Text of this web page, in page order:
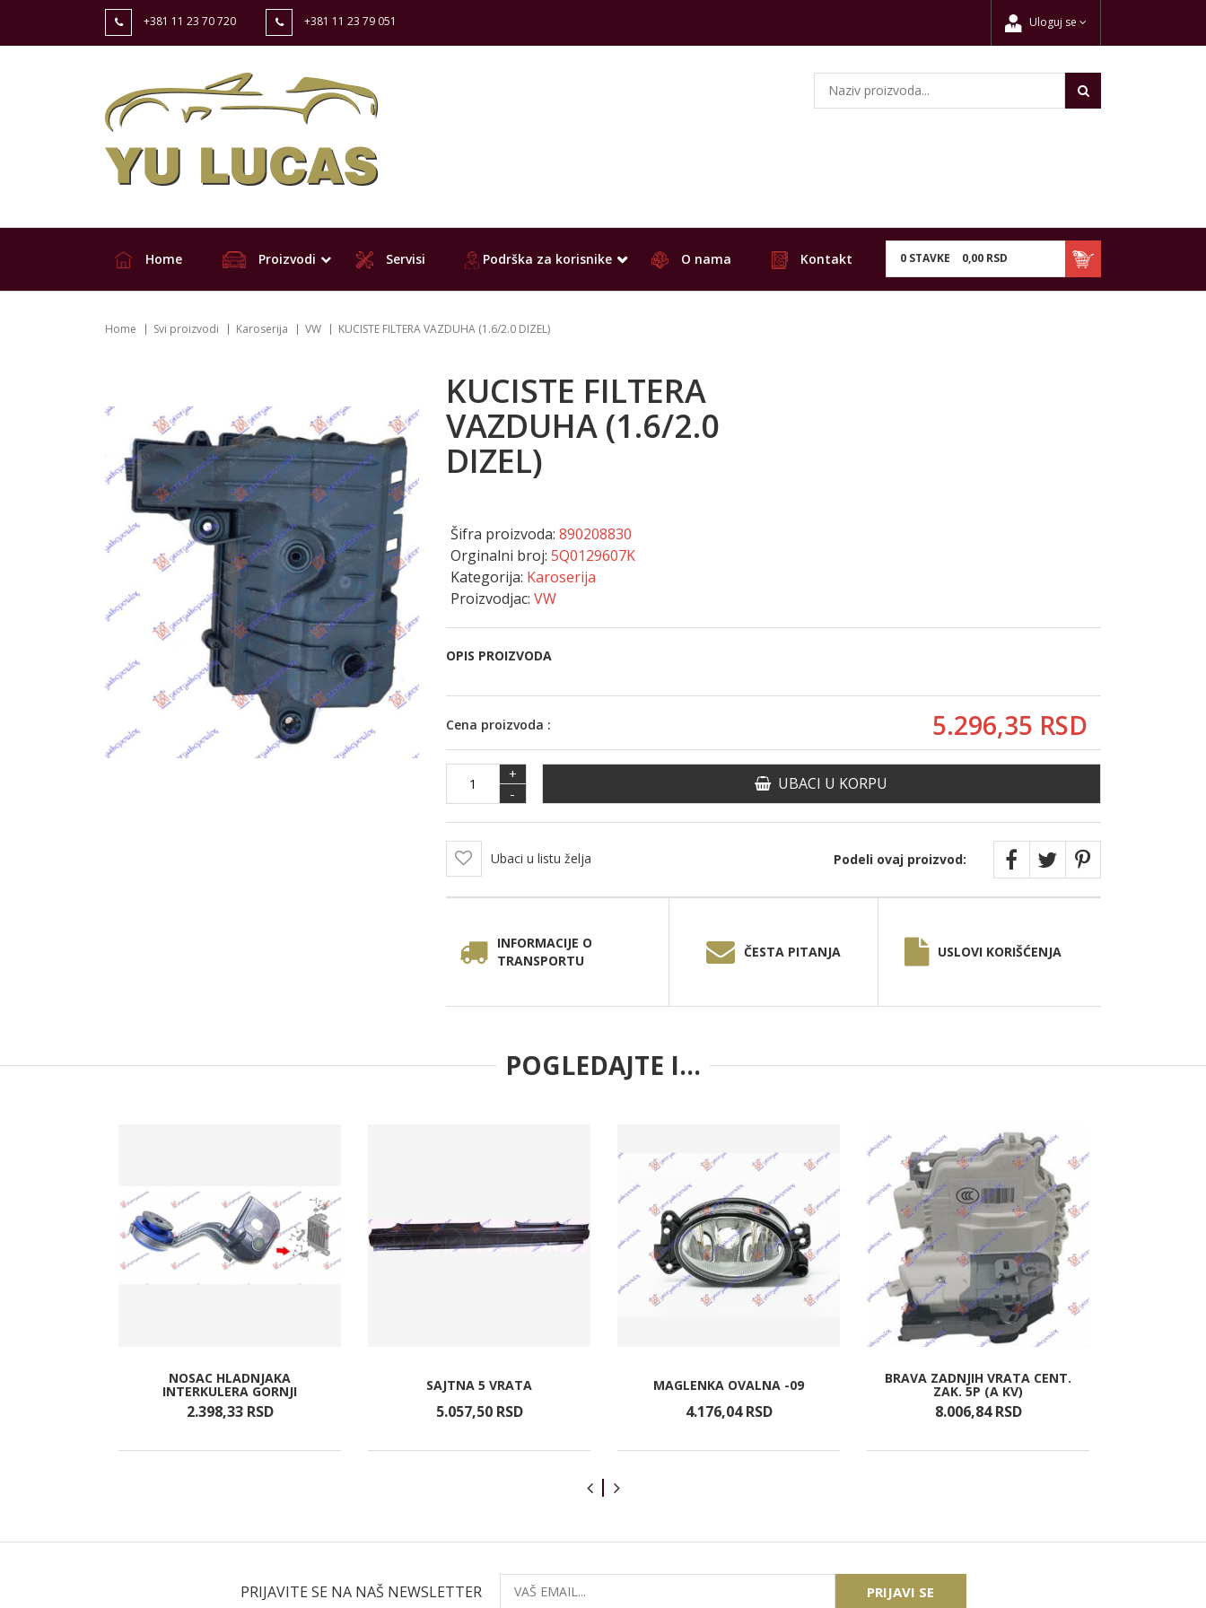
+381 11 23 70 720 +381 11 23 79 051 Uloguj se
0 STAVKE 0,00 RSD
Home Proizvodi Servisi Podrška za korisnike O nama Kontakt
Home Svi proizvodi Karoserija VW KUCISTE FILTERA VAZDUHA (1.6/2.0 DIZEL)
KUCISTE FILTERA
VAZDUHA (1.6/2.0
DIZEL)
Šifra proizvoda: 890208830
Orginalni broj: 5Q0129607K
Kategorija: Karoserija
Proizvodjac: VW
OPIS PROIZVODA
Cena proizvoda : 5.296,35 RSD
+
-
UBACI U KORPU
Ubaci u listu želja Podeli ovaj proizvod:
INFORMACIJE O
TRANSPORTU
ČESTA PITANJA USLOVI KORIŠĆENJA
POGLEDAJTE I...
NOSAC HLADNJAKA
INTERKULERA GORNJI
2.398,33 RSD
SAJTNA 5 VRATA
5.057,50 RSD
MAGLENKA OVALNA -09
4.176,04 RSD
BRAVA ZADNJIH VRATA CENT.
ZAK. 5P (A KV)
8.006,84 RSD
PRIJAVITE SE NA NAŠ NEWSLETTER PRIJAVI SE